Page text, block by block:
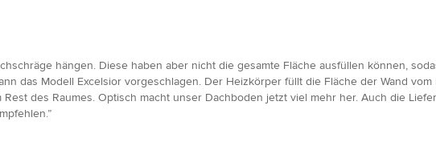
hängen. Diese haben aber nicht die gesamte Fläche ausfüllen können,
das Modell Excelsior vorgeschlagen. Der Heizkörper füllt die Fläche der Wand vom
des Raumes. Optisch macht unser Dachboden jetzt viel mehr her. Auch die